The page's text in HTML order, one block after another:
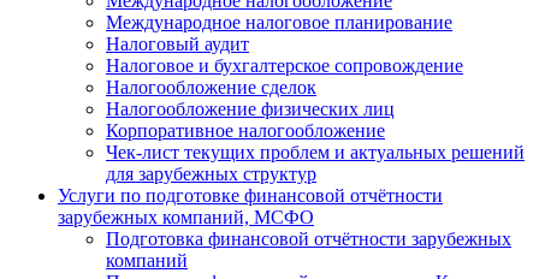
Международное налоговое планирование
Налоговый аудит
Налоговое и бухгалтерское сопровождение
Налогообложение сделок
Налогообложение физических лиц
Корпоративное налогообложение
Чек-лист текущих проблем и актуальных решений
для зарубежных структур
Услуги по подготовке финансовой отчётности
зарубежных компаний, МСФО
Подготовка финансовой отчётности зарубежных
компаний